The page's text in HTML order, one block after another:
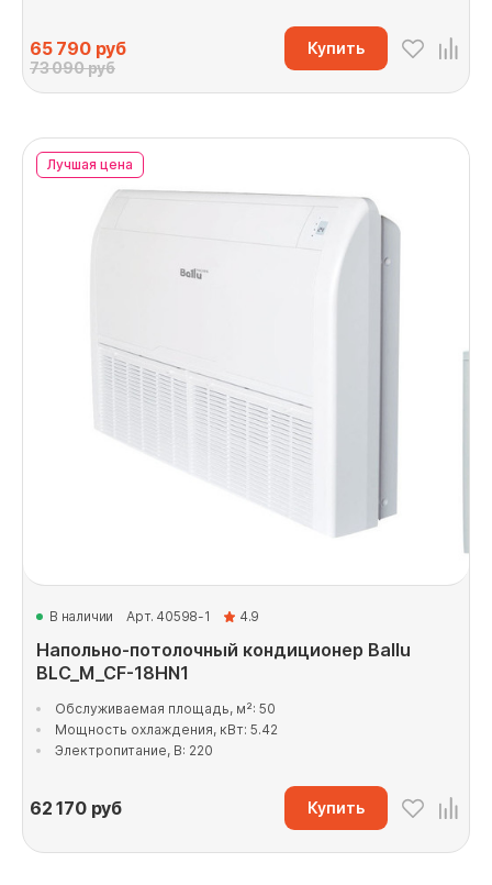
65 790руб
73 090 руб
Купить
Лучшая цена
В наличии Арт. 40598-1 4.9
Напольно-потолочный кондиционер Ballu
BLC_M_CF-18HN1
Обслуживаемая площадь, м²: 50
Мощность охлаждения, кВт: 5.42
Электропитание, В: 220
62 170руб Купить